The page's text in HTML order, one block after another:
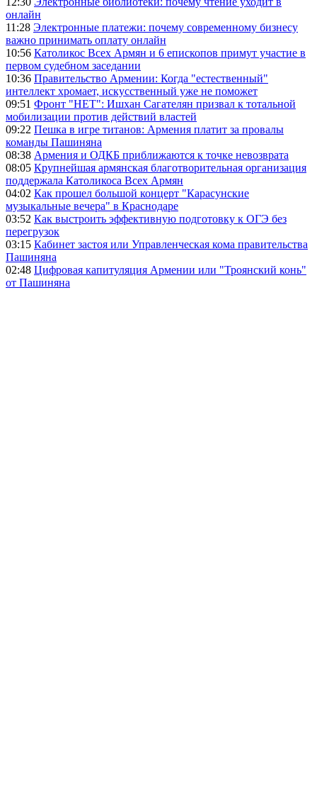
онлайн
11:28 Электронные платежи: почему современному бизнесу
важно принимать оплату онлайн
10:56 Католикос Всех Армян и 6 епископов примут участие в
первом судебном заседании
10:36 Правительство Армении: Когда "естественный"
интеллект хромает, искусственный уже не поможет
09:51 Фронт "НЕТ": Ишхан Сагателян призвал к тотальной
мобилизации против действий властей
09:22 Пешка в игре титанов: Армения платит за провалы
команды Пашиняна
08:38 Армения и ОДКБ приближаются к точке невозврата
08:05 Крупнейшая армянская благотворительная организация
поддержала Католикоса Всех Армян
04:02 Как прошел большой концерт "Карасунские
музыкальные вечера" в Краснодаре
03:52 Как выстроить эффективную подготовку к ОГЭ без
перегрузок
03:15 Кабинет застоя или Управленческая кома правительства
Пашиняна
02:48 Цифровая капитуляция Армении или "Троянский конь"
от Пашиняна